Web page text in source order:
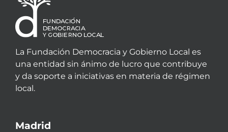
La Fundación Democracia y Gobierno Local es
una entidad sin ánimo de lucro que contribuye
y da soporte a iniciativas en materia de régimen
local.
Madrid